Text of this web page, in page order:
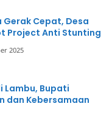
Gerak Cepat, Desa
Project Anti Stunting
2025
Lambu, Bupati
dan Kebersamaan